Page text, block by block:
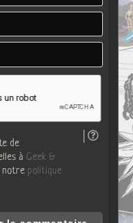
e
d
o
E
m
i
S
t
de
à Geek &
notre politique